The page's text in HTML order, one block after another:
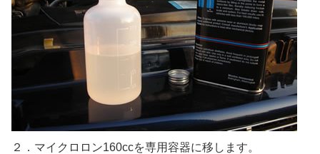
２．マイクロロン160ccを専用容器に移します。